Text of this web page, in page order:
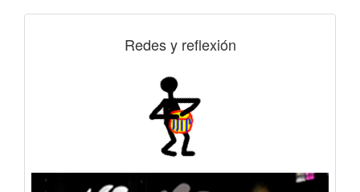
Redes y reflexión